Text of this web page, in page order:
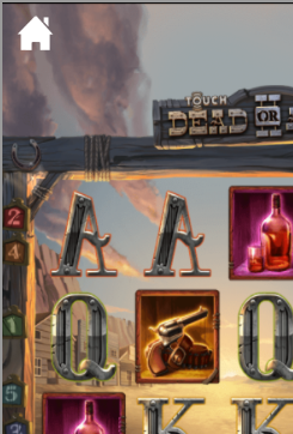
[object HTMLMetaElement]
пополнить счет